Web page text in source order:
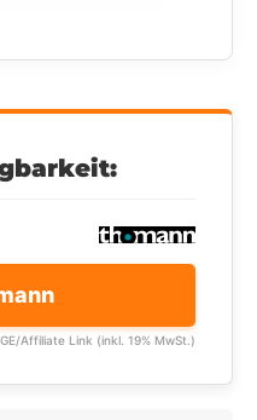
Affiliate Link (inkl. 19% MwSt.)